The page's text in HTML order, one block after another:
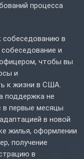
процесса
собеседованию в
и
чтобы вы
и
к жизни в США.
поддержка не
в первые месяцы
в новой
жилья, оформлении
получение
в